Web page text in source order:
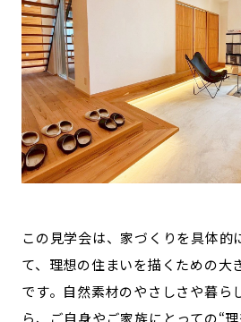
この見学会は、家づくりを具体的
て、理想の住まいを描くための大
です。自然素材のやさしさや暮ら
ら、ご自身やご家族にとっての“